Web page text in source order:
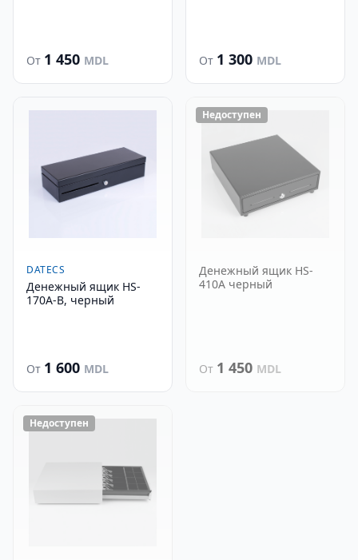
От 1 450 MDL От 1 300 MDL
DATECS
Денежный ящик HS-
170A-B, черный
От 1 600 MDL
Недоступен
Денежный ящик HS-
410A черный
От 1 450 MDL
Недоступен